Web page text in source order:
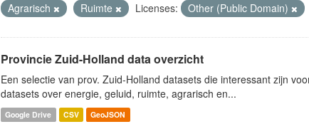
Agrarisch
Ruimte Licenses: Other (Public Domain)
Provincie Zuid-Holland data overzicht
Een selectie van prov. Zuid-Holland datasets die interessant zijn
datasets over energie, geluid, ruimte, agrarisch en...
Google Drive CSV GeoJSON